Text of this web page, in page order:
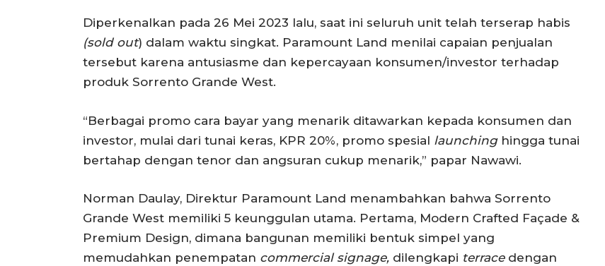
Diperkenalkan pada 26 Mei 2023 lalu, saat ini seluruh unit telah terserap habis
(sold out) dalam waktu singkat. Paramount Land menilai capaian penjualan
tersebut karena antusiasme dan kepercayaan konsumen/investor terhadap
produk Sorrento Grande West.
“Berbagai promo cara bayar yang menarik ditawarkan kepada konsumen dan
investor, mulai dari tunai keras, KPR 20%, promo spesial launchinghingga tunai
bertahap dengan tenor dan angsuran cukup menarik,” papar Nawawi.
Norman Daulay, Direktur Paramount Land menambahkan bahwa Sorrento
Grande West memiliki 5 keunggulan utama. Pertama, Modern Crafted Façade &
Premium Design, dimana bangunan memiliki bentuk simpel yang
memudahkan penempatan commercial signage, dilengkapi terracedengan